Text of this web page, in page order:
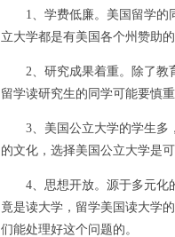
1、学费低廉。美国留学的同
立大学都是有美国各个州赞助
2、研究成果着重。除了教育
留学读研究生的同学可能要慎
3、美国公立大学的学生多，
的文化，选择美国公立大学是
4、思想开放。源于多元化的
竟是读大学，留学美国读大学
们能处理好这个问题的。